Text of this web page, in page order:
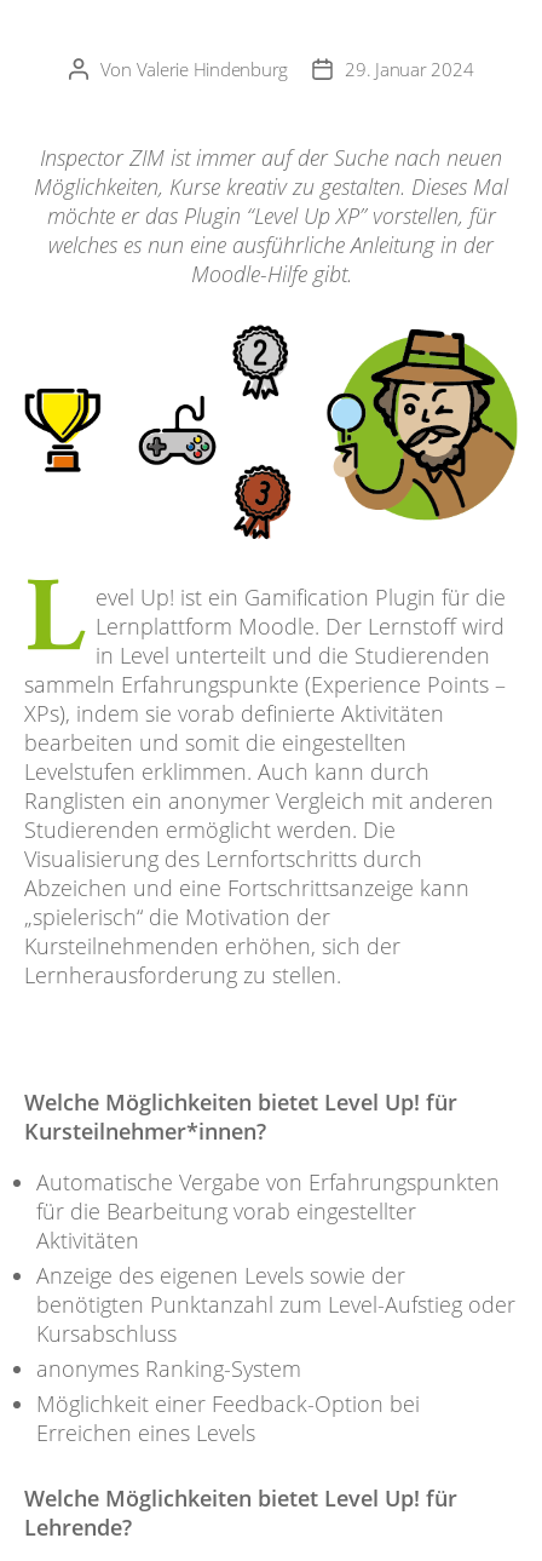
Beitragsautor
Von Valerie Hindenburg Veröffentlichungsdatum
29. Januar 2024
Inspector ZIM ist immer auf der Suche nach neuen
Möglichkeiten, Kurse kreativ zu gestalten. Dieses Mal
möchte er das Plugin “Level Up XP” vorstellen, für
welches es nun eine ausführliche Anleitung in der
Moodle-Hilfe gibt.
L evel Up! ist ein Gamification Plugin für die
Lernplattform Moodle. Der Lernstoff wird
in Level unterteilt und die Studierenden
sammeln Erfahrungspunkte (Experience Points –
XPs), indem sie vorab definierte Aktivitäten
bearbeiten und somit die eingestellten
Levelstufen erklimmen. Auch kann durch
Ranglisten ein anonymer Vergleich mit anderen
Studierenden ermöglicht werden. Die
Visualisierung des Lernfortschritts durch
Abzeichen und eine Fortschrittsanzeige kann
„spielerisch“ die Motivation der
Kursteilnehmenden erhöhen, sich der
Lernherausforderung zu stellen.
Welche Möglichkeiten bietet Level Up! für
Kursteilnehmer*innen?
Automatische Vergabe von Erfahrungspunkten
für die Bearbeitung vorab eingestellter
Aktivitäten
Anzeige des eigenen Levels sowie der
benötigten Punktanzahl zum Level-Aufstieg oder
Kursabschluss
anonymes Ranking-System
Möglichkeit einer Feedback-Option bei
Erreichen eines Levels
Welche Möglichkeiten bietet Level Up! für
Lehrende?